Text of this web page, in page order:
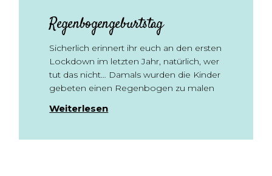
Regenbogengeburtstag
Sicherlich erinnert ihr euch an den ersten
Lockdown im letzten Jahr, natürlich, wer
tut das nicht… Damals wurden die Kinder
gebeten einen Regenbogen zu malen
Weiterlesen